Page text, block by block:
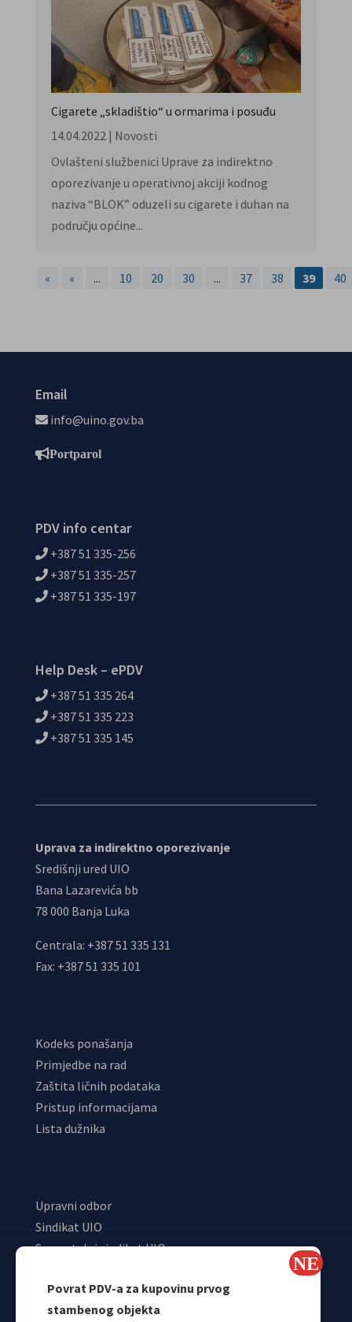
Povrat PDV-a za kupovinu prvog
stambenog objekta
Cigarete „skladištio“ u ormarima i posuđu
14.04.2022| Novosti
Ovlašteni službenici Uprave za indirektno
oporezivanje u operativnoj akciji kodnog
naziva “BLOK” oduzeli su cigarete i duhan na
području općine...
« « ... 10 20 30 ... 37 38 39 40
Email
info@uino.gov.ba
Portparol
PDV info centar
+387 51 335-256
+387 51 335-257
+387 51 335-197
Help Desk – ePDV
+387 51 335 264
+387 51 335 223
+387 51 335 145
Uprava za indirektno oporezivanje
Središnji ured UIO
Bana Lazarevića bb
78 000 Banja Luka
Centrala: +387 51 335 131
Fax: +387 51 335 101
Kodeks ponašanja
Primjedbe na rad
Zaštita ličnih podataka
Pristup informacijama
Lista dužnika
Upravni odbor
Sindikat UIO
Samostalni sindikat UIO
Odjeljenje za makroekonomsku analizu